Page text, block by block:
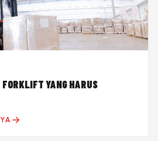
YANG HARUS